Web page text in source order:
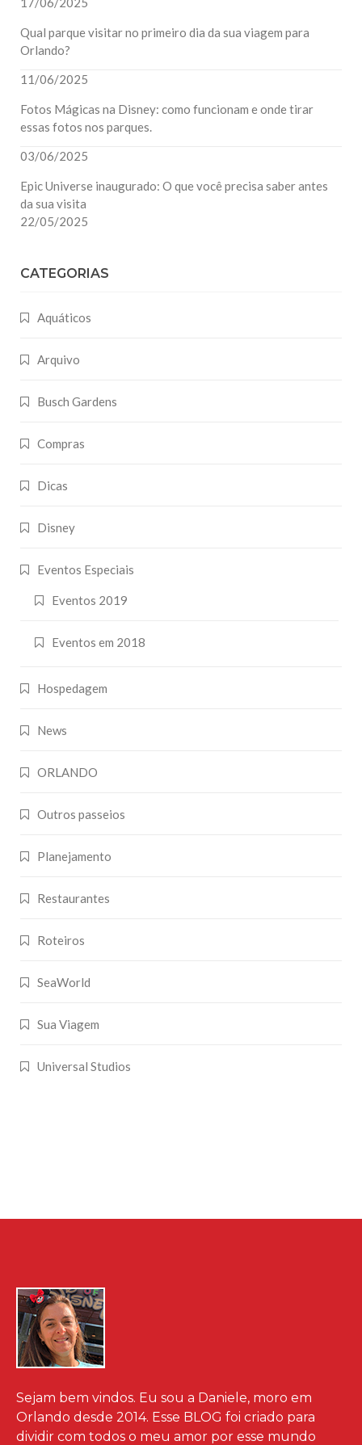
Qual parque visitar no primeiro dia da sua viagem para
Orlando?
11/06/2025
Fotos Mágicas na Disney: como funcionam e onde tirar
essas fotos nos parques.
03/06/2025
Epic Universe inaugurado: O que você precisa saber antes
da sua visita
22/05/2025
CATEGORIAS
Aquáticos
Arquivo
Busch Gardens
Compras
Dicas
Disney
Eventos Especiais
Eventos 2019
Eventos em 2018
Hospedagem
News
ORLANDO
Outros passeios
Planejamento
Restaurantes
Roteiros
SeaWorld
Sua Viagem
Universal Studios
Sejam bem vindos. Eu sou a Daniele, moro em
Orlando desde 2014. Esse BLOG foi criado para
dividir com todos o meu amor por esse mundo